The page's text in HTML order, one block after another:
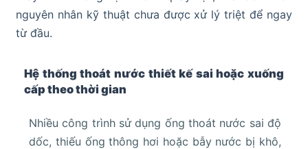
nguyên nhân kỹ thuật chưa được xử lý triệt để ngay
từ đầu.
Hệ thống thoát nước thiết kế sai hoặc xuống
cấp theo thời gian
Nhiều công trình sử dụng ống thoát nước sai độ
dốc, thiếu ống thông hơi hoặc bẫy nước bị khô,